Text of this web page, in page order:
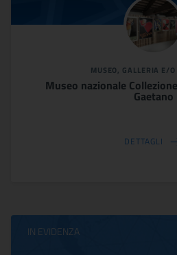
MUSEO, GALLERIA E/O
Museo nazionale
Gaetano
DETTAGLI
IN EVIDENZA